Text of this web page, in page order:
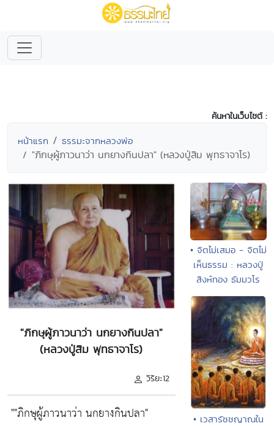
ค้นหาในเว็บไซต์ :
หน้าแรก ธรรมะจากหลวงพ่อ
"ภิกษุผู้ภาวนาว่า นกยางกินปลา" (หลวงปู่สิม พุทธาจาโร)
"ภิกษุผู้ภาวนาว่า นกยางกินปลา"
(หลวงปู่สิม พุทธาจาโร)
วิริยะ12
""ภิกษุผู้ภาวนาว่า นกยางกินปลา"
• จิตไม่เสมอ - จิตไม่
เห็นธรรม : หลวงปู่
สิงห์ทอง ธัมมวโร
• เวสารัชชญาณใน